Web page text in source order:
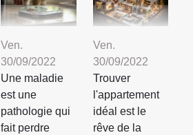
Ven.
30/09/2022
Une maladie
est une
pathologie qui
fait perdre
Ven.
30/09/2022
Trouver
l'appartement
idéal est le
rêve de la